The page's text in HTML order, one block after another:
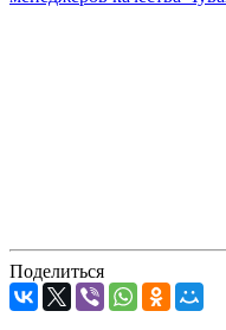
Поделиться